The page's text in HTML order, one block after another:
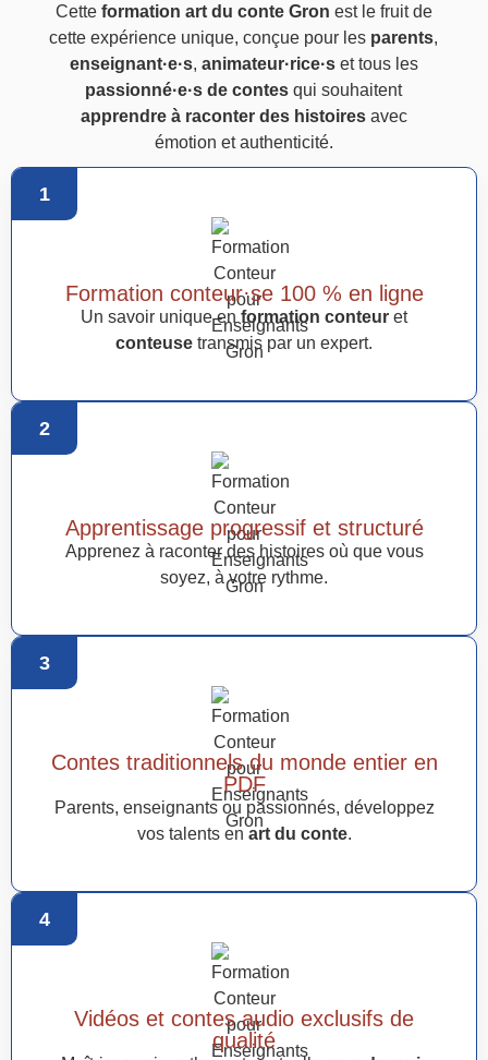
Cette formation art du conte Gron est le fruit de
cette expérience unique, conçue pour les parents,
enseignant·e·s, animateur·rice·set tous les
passionné·e·s de contes qui souhaitent
apprendre à raconter des histoiresavec
émotion et authenticité.
1
Formation conteur·se 100 % en ligne
Un savoir unique en formation conteur et
conteuse transmis par un expert.
2
Apprentissage progressif et structuré
Apprenez à raconter des histoires où que vous
soyez, à votre rythme.
3
Contes traditionnels du monde entier en
PDF
Parents, enseignants ou passionnés, développez
vos talents en art du conte.
4
Vidéos et contes audio exclusifs de
qualité